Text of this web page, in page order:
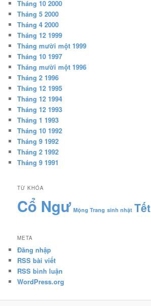
Tháng 10 2000
Tháng 5 2000
Tháng 4 2000
Tháng 12 1999
Tháng mười một 1999
Tháng 10 1997
Tháng mười một 1996
Tháng 2 1996
Tháng 12 1995
Tháng 12 1994
Tháng 12 1993
Tháng 1 1993
Tháng 10 1992
Tháng 9 1992
Tháng 2 1992
Tháng 9 1991
TỪ KHÓA
Cổ Ngư Mộng Trang sinh nhật Tết
META
Đăng nhập
RSS bài viết
RSS bình luận
WordPress.org